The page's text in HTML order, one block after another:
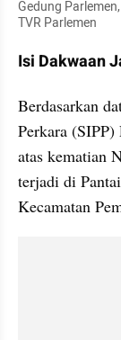
Gedung
TVR Parlemen
Isi Dakwaan
Berdasarkan
Perkara
atas kematian
terjadi di
Kecamatan